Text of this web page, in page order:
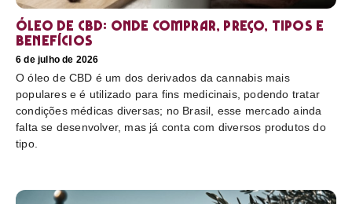
Óleo de CBD: Onde comprar, preço, tipos e
benefícios
6 de julho de 2026
O óleo de CBD é um dos derivados da cannabis mais
populares e é utilizado para fins medicinais, podendo tratar
condições médicas diversas; no Brasil, esse mercado ainda
falta se desenvolver, mas já conta com diversos produtos do
tipo.